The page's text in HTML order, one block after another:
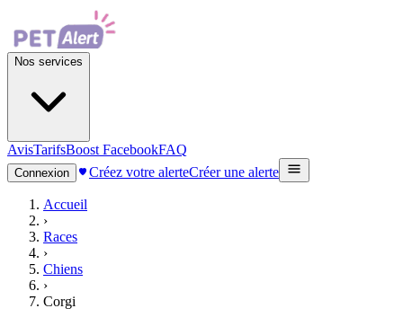
Nos services
AvisTarifsBoost FacebookFAQ
Connexion Créez votre alerteCréer une alerte
Accueil
›
Races
›
Chiens
›
Corgi